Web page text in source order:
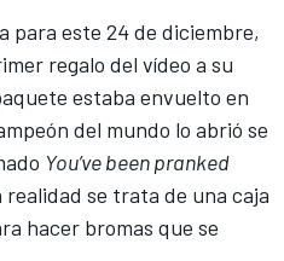
para este 24 de diciembre,
regalo del vídeo a su
estaba envuelto en
del mundo lo abrió se
You’ve been pranked
realidad se trata de una caja
hacer bromas que se